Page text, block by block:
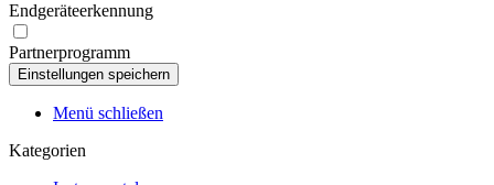
Endgeräteerkennung
Partnerprogramm
Menü schließen
Kategorien